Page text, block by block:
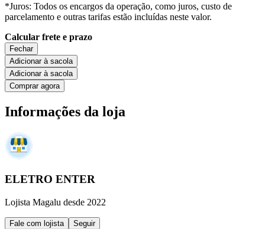
*Juros: Todos os encargos da operação, como juros, custo de
parcelamento e outras tarifas estão incluídas neste valor.
Calcular frete e prazo
Fechar
Adicionar à sacola
Adicionar à sacola
Comprar agora
Informações da loja
ELETRO ENTER
Lojista Magalu desde 2022
Fale com lojista Seguir